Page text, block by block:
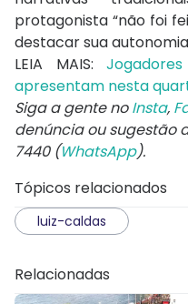
protagonista “não foi
destacar sua
LEIA MAIS:
apresentam nesta
Siga a gente noInsta,
denúncia ou sugestão
7440 (WhatsApp).
Tópicos relacionados
luiz-caldas
Relacionadas